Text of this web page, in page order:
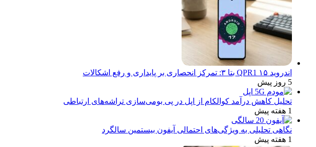
اندروید ۱۵ QPR1 بتا ۳: تمرکز انحصاری بر پایداری و رفع اشکالات
5 روز پیش
تحلیل کاهش درآمد کوالکام از اپل در پی بومی‌سازی تراشه‌های ارتباطی
1 هفته پیش
نگاهی تحلیلی به ویژگی‌های احتمالی آیفون بیستمین سالگرد
1 هفته پیش